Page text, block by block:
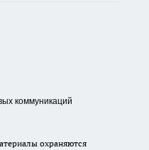
коммуникаций
охраняются